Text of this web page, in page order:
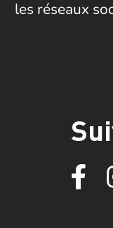
les réseaux